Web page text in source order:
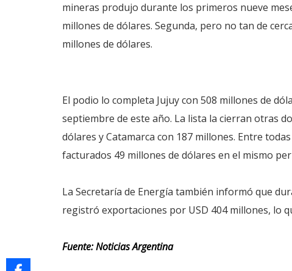
mineras produjo durante los primeros nueve
millones de dólares. Segunda, pero no tan de
millones de dólares.
El podio lo completa Jujuy con 508 millones de
septiembre de este año. La lista la cierran otras
dólares y Catamarca con 187 millones. Entre
facturados 49 millones de dólares en el mismo
La Secretaría de Energía también informó que
registró exportaciones por USD 404 millones, lo
Fuente: Noticias Argentina